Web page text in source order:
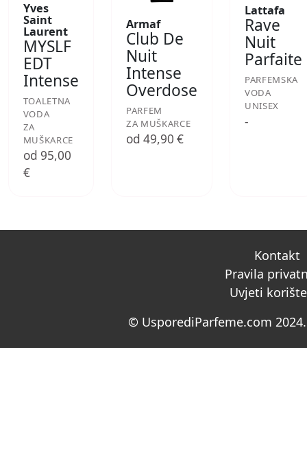
Yves
Saint
Laurent
MYSLF
EDT
Intense
TOALETNA
VODA
ZA
MUŠKARCE
od 95,00
€
Armaf
Club De
Nuit
Intense
Overdose
PARFEM
ZA MUŠKARCE
od 49,90 €
Lattafa
Rave
Nuit
Parfaite
PARFEMSKA
VODA
UNISEX
-
Kontakt
Pravila
Uvjeti
© UsporediParfeme.com